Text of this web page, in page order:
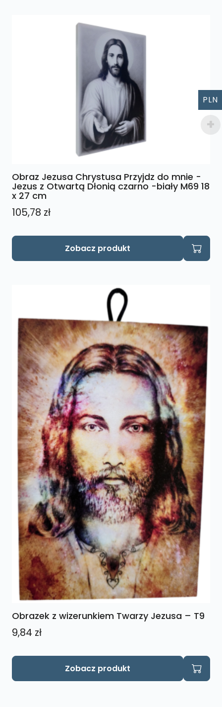
Obraz Jezusa Chrystusa Przyjdz do mnie -
Jezus z Otwartą Dłonią czarno -biały M69 18
x 27 cm
105,78 zł
Zobacz produkt
Obrazek z wizerunkiem Twarzy Jezusa – T9
9,84 zł
Zobacz produkt
PLN